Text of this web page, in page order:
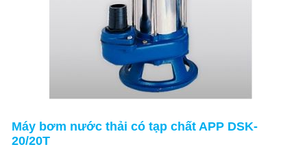
Máy bơm nước thải có tạp chất APP DSK-
20/20T